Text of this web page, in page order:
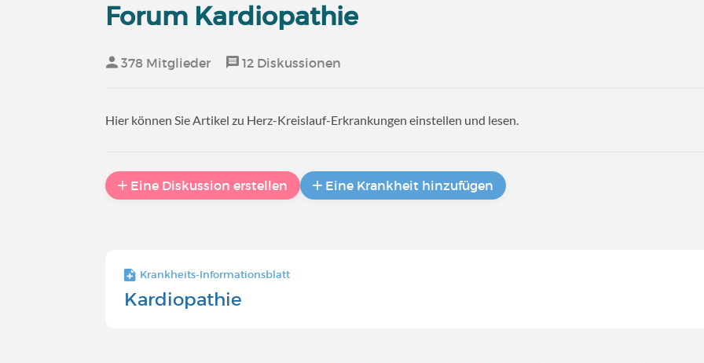
Forum Kardiopathie
378 Mitglieder 12 Diskussionen
Hier können Sie Artikel zu Herz-Kreislauf-Erkrankungen einstellen und lesen.
Eine Diskussion erstellen Eine Krankheit hinzufügen
Krankheits-Informationsblatt
Kardiopathie